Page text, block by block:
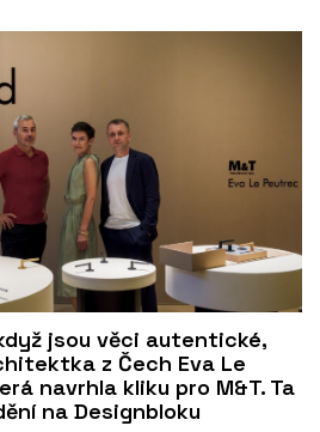
jsou věci autentické,
z Čech Eva Le
navrhla kliku pro M&T. Ta
na Designbloku